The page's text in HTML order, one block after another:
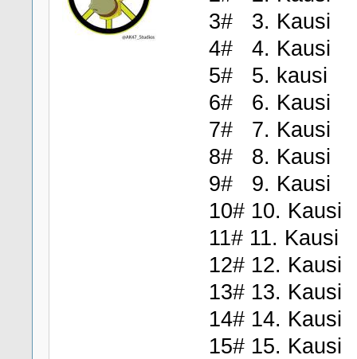
3# 3. Kausi
4# 4. Kausi
5# 5. kausi
6# 6. Kausi
7# 7. Kausi
8# 8. Kausi
9# 9. Kausi
10# 10. Kausi
11# 11. Kausi
12# 12. Kausi
13# 13. Kausi
14# 14. Kausi
15# 15. Kausi